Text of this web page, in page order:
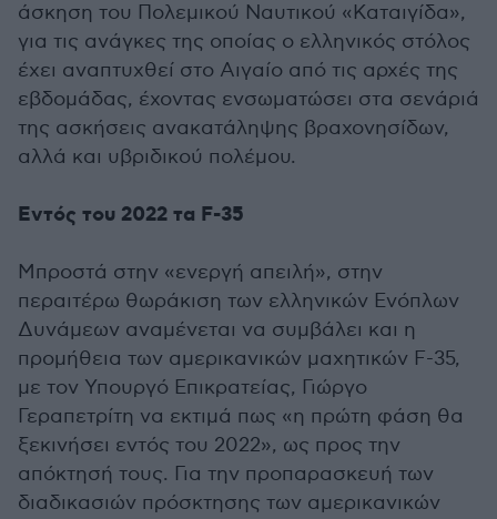
άσκηση του Πολεμικού Ναυτικού «Καταιγίδα»,
για τις ανάγκες της οποίας ο ελληνικός στόλος
έχει αναπτυχθεί στο Αιγαίο από τις αρχές της
εβδομάδας, έχοντας ενσωματώσει στα σενάριά
της ασκήσεις ανακατάληψης βραχονησίδων,
αλλά και υβριδικού πολέμου.
Εντός του 2022 τα F-35
Μπροστά στην «ενεργή απειλή», στην
περαιτέρω θωράκιση των ελληνικών Ενόπλων
Δυνάμεων αναμένεται να συμβάλει και η
προμήθεια των αμερικανικών μαχητικών F-35,
με τον Υπουργό Επικρατείας, Γιώργο
Γεραπετρίτη να εκτιμά πως «η πρώτη φάση θα
ξεκινήσει εντός του 2022», ως προς την
απόκτησή τους. Για την προπαρασκευή των
διαδικασιών πρόσκτησης των αμερικανικών